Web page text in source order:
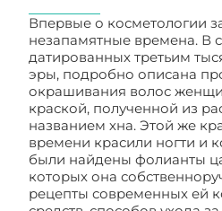
Впервые о косметологии
незапамятные времена. В
датированных третьим
эры, подробно описана
окрашивания волос
краской, полученной из
названием хна. Этой же
времени красили ногти и
были найдены фолианты
которых она
рецепты современных ей